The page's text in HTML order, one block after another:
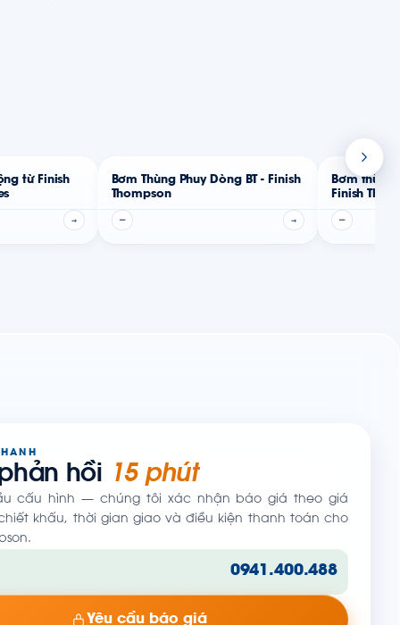
từ Finish
→
Bơm Thùng Phuy Dòng BT - Finish
Thompson
— →
Bơm
Finish
—
hồi 15 phút
cấu hình — chúng tôi xác nhận báo giá theo giá
khấu, thời gian giao và điều kiện thanh toán cho
0941.400.488
Yêu cầu báo giá